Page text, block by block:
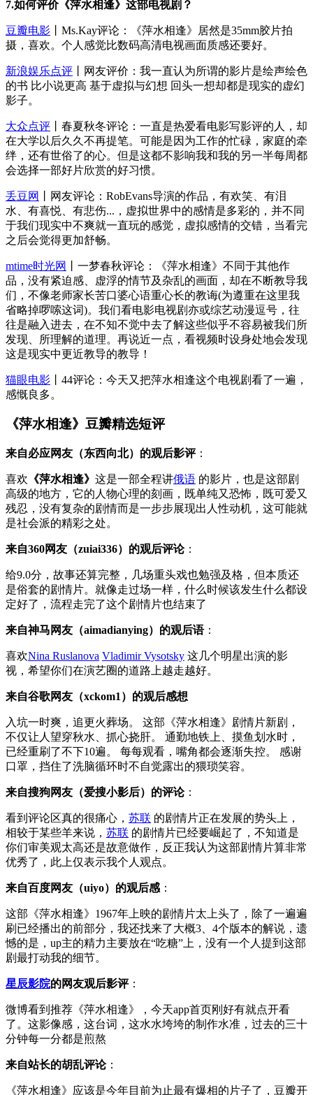
7.如何评价《萍水相逢》这部电视剧？
豆瓣电影 丨Ms.Kay评论：《萍水相逢》居然是35mm胶片拍
摄，喜欢。个人感觉比数码高清电视画面质感还要好。
新浪娱乐点评 丨网友评价：我一直认为所谓的影片是绘声绘色
的书 比小说更高 基于虚拟与幻想 回头一想却都是现实的虚幻
影子。
大众点评 丨春夏秋冬评论：一直是热爱看电影写影评的人，却
在大学以后久久不再提笔。可能是因为工作的忙碌，家庭的牵
绊，还有世俗了的心。但是这都不影响我和我的另一半每周都
会选择一部好片欣赏的好习惯。
丢豆网
丨网友评论：RobEvans导演的作品，有欢笑、有泪
水、有喜悦、有悲伤...，虚拟世界中的感情是多彩的，并不同
于我们现实中不爽就一直玩的感觉，虚拟感情的交错，当看完
之后会觉得更加舒畅。
mtime时光网
丨一梦春秋评论：《萍水相逢》不同于其他作
品，没有紧迫感、虚浮的情节及杂乱的画面，却在不断教导我
们，不像老师家长苦口婆心语重心长的教诲(为遵重在这里我
省略掉啰嗦这词)。我们看电影电视剧亦或综艺动漫逗号，往
往是融入进去，在不知不觉中去了解这些似乎不容易被我们所
发现、所理解的道理。再说近一点，看视频时设身处地会发现
这是现实中更近教导的教导！
猫眼电影 丨44评论：今天又把萍水相逢这个电视剧看了一遍，
感慨良多。
《萍水相逢》豆瓣精选短评
来自必应网友（东西向北）的观后影评：
喜欢 《萍水相逢》 这是一部全程讲俄语 的影片，也是这部剧
高级的地方，它的人物心理的刻画，既单纯又恐怖，既可爱又
残忍，没有复杂的剧情而是一步步展现出人性动机，这可能就
是社会派的精彩之处。
来自360网友（zuiai336）的观后评论：
给9.0分，故事还算完整，几场重头戏也勉强及格，但本质还
是俗套的剧情片。就像走过场一样，什么时候该发生什么都设
定好了，流程走完了这个剧情片也结束了
来自神马网友（aimadianying）的观后语：
喜欢Nina Ruslanova Vladimir Vysotsky 这几个明星出演的影
视，希望你们在演艺圈的道路上越走越好。
来自谷歌网友（xckom1）的观后感想
入坑一时爽，追更火葬场。 这部《萍水相逢》剧情片新剧，
不仅让人望穿秋水、抓心挠肝。 通勤地铁上、摸鱼划水时，
已经重刷了不下10遍。 每每观看，嘴角都会逐渐失控。 感谢
口罩，挡住了洗脑循环时不自觉露出的猥琐笑容。
来自搜狗网友（爱搜小影后）的评论：
看到评论区真的很痛心， 苏联 的剧情片正在发展的势头上，
相较于某些羊来说， 苏联 的剧情片已经要崛起了，不知道是
你们审美观太高还是故意做作，反正我认为这部剧情片算非常
优秀了，此上仅表示我个人观点。
来自百度网友（uiyo）的观后感 ：
这部《萍水相逢》1967年上映的剧情片太上头了，除了一遍遍
刷已经播出的前部分，我还找来了大概3、4个版本的解说，遗
憾的是，up主的精力主要放在“吃糖”上，没有一个人提到这部
剧最打动我的细节。
星辰影院的网友观后影评：
微博看到推荐《萍水相逢》，今天app首页刚好有就点开看
了。这影像感，这台词，这水水垮垮的制作水准，过去的三十
分钟每一分都是煎熬
来自站长的胡乱评论：
《萍水相逢》应该是今年目前为止最有爆相的片子了，豆瓣开